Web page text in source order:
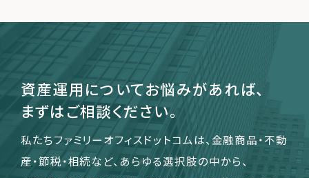
資産運用についてお悩みがあれば、
まずはご相談ください。
私たちファミリーオフィスドットコムは、金融商品・不動
産・節税・相続など、あらゆる選択肢の中から、